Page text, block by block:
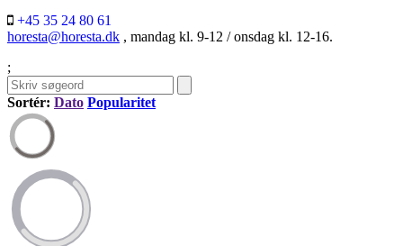
+45 35 24 80 61
horesta@horesta.dk , mandag kl. 9-12 / onsdag kl. 12-16.
;
Sortér: Dato Popularitet